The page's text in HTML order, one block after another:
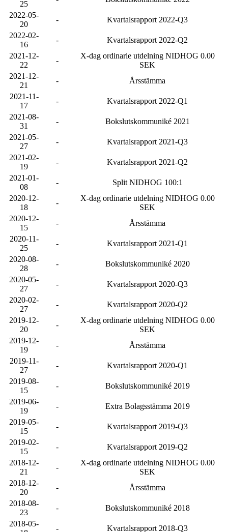
25
2022-05-
20
-
Kvartalsrapport 2022-Q3
2022-02-
16
-
Kvartalsrapport 2022-Q2
2021-12-
22
-
X-dag ordinarie utdelning NIDHOG 0.00
SEK
2021-12-
21
-
Årsstämma
2021-11-
17
-
Kvartalsrapport 2022-Q1
2021-08-
31
-
Bokslutskommuniké 2021
2021-05-
27
-
Kvartalsrapport 2021-Q3
2021-02-
19
-
Kvartalsrapport 2021-Q2
2021-01-
08
-
Split NIDHOG 100:1
2020-12-
18
-
X-dag ordinarie utdelning NIDHOG 0.00
SEK
2020-12-
15
-
Årsstämma
2020-11-
25
-
Kvartalsrapport 2021-Q1
2020-08-
28
-
Bokslutskommuniké 2020
2020-05-
27
-
Kvartalsrapport 2020-Q3
2020-02-
27
-
Kvartalsrapport 2020-Q2
2019-12-
20
-
X-dag ordinarie utdelning NIDHOG 0.00
SEK
2019-12-
19
-
Årsstämma
2019-11-
27
-
Kvartalsrapport 2020-Q1
2019-08-
15
-
Bokslutskommuniké 2019
2019-06-
19
-
Extra Bolagsstämma 2019
2019-05-
15
-
Kvartalsrapport 2019-Q3
2019-02-
15
-
Kvartalsrapport 2019-Q2
2018-12-
21
-
X-dag ordinarie utdelning NIDHOG 0.00
SEK
2018-12-
20
-
Årsstämma
2018-08-
23
-
Bokslutskommuniké 2018
2018-05-
-
Kvartalsrapport 2018-Q3